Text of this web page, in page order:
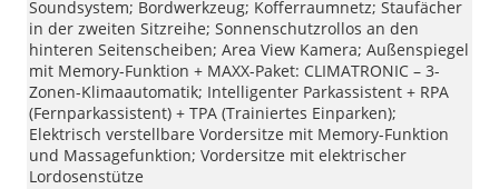
Soundsystem; Bordwerkzeug; Kofferraumnetz; Staufächer
in der zweiten Sitzreihe; Sonnenschutzrollos an den
hinteren Seitenscheiben; Area View Kamera; Außenspiegel
mit Memory-Funktion + MAXX-Paket: CLIMATRONIC – 3-
Zonen-Klimaautomatik; Intelligenter Parkassistent + RPA
(Fernparkassistent) + TPA (Trainiertes Einparken);
Elektrisch verstellbare Vordersitze mit Memory-Funktion
und Massagefunktion; Vordersitze mit elektrischer
Lordosenstütze